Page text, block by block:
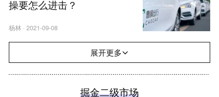
操要怎么进击？
杨林 · 2021-09-08
展开更多
掘金二级市场